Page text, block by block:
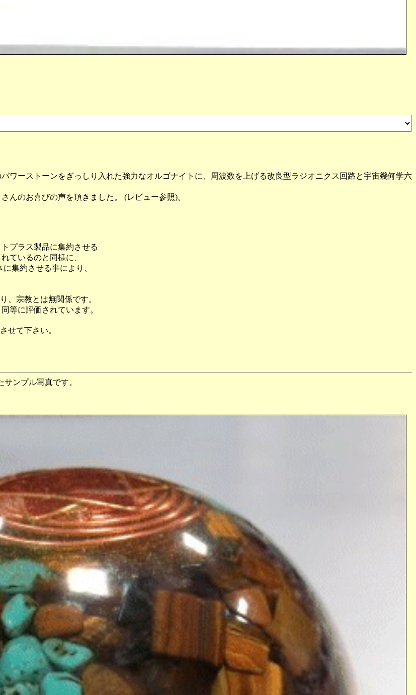
ワーストーンをぎっしり入れた強力なオルゴナイトに、周波数を上げる改良型ラジオニクス回路と宇宙幾何学六
んのお喜びの声を頂きました。 (レビュー参照)。
プラス製品に集約させる
ているのと同様に、
集約させる事により、
、宗教とは無関係です。
等に評価されています。
せて下さい。
ンプル写真です。